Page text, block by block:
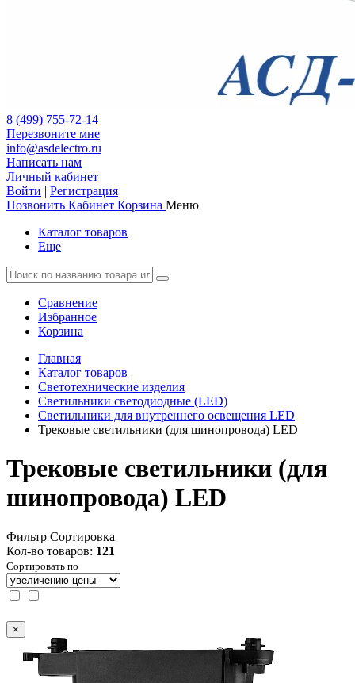
8 (499) 755-72-14
Перезвоните мне
info@asdelectro.ru
Написать нам
Личный кабинет
Войти | Регистрация
Позвонить Кабинет Корзина Меню
Каталог товаров
Еще
Сравнение
Избранное
Корзина
Главная
Каталог товаров
Светотехнические изделия
Светильники светодиодные (LED)
Светильники для внутреннего освещения LED
Трековые светильники (для шинопровода) LED
Трековые светильники (для
шинопровода) LED
Фильтр Сортировка
Кол-во товаров: 121
Сортировать по
×